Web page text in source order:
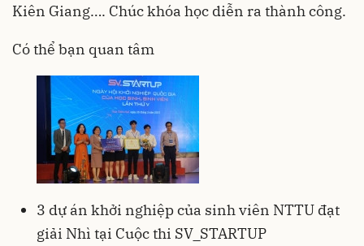
Kiên Giang…. Chúc khóa học diễn ra thành công.
Có thể bạn quan tâm
3 dự án khởi nghiệp của sinh viên NTTU đạt
giải Nhì tại Cuộc thi SV_STARTUP